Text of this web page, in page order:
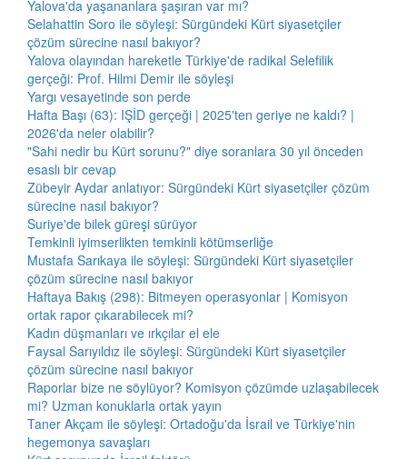
Yalova'da yaşananlara şaşıran var mı?
Selahattin Soro ile söyleşi: Sürgündeki Kürt siyasetçiler
çözüm sürecine nasıl bakıyor?
Yalova olayından hareketle Türkiye'de radikal Selefilik
gerçeği: Prof. Hilmi Demir ile söyleşi
Yargı vesayetinde son perde
Hafta Başı (63): IŞİD gerçeği | 2025'ten geriye ne kaldı? |
2026'da neler olabilir?
"Sahi nedir bu Kürt sorunu?" diye soranlara 30 yıl önceden
esaslı bir cevap
Zübeyir Aydar anlatıyor: Sürgündeki Kürt siyasetçiler çözüm
sürecine nasıl bakıyor?
Suriye'de bilek güreşi sürüyor
Temkinli iyimserlikten temkinli kötümserliğe
Mustafa Sarıkaya ile söyleşi: Sürgündeki Kürt siyasetçiler
çözüm sürecine nasıl bakıyor
Haftaya Bakış (298): Bitmeyen operasyonlar | Komisyon
ortak rapor çıkarabilecek mi?
Kadın düşmanları ve ırkçılar el ele
Faysal Sarıyıldız ile söyleşi: Sürgündeki Kürt siyasetçiler
çözüm sürecine nasıl bakıyor
Raporlar bize ne söylüyor? Komisyon çözümde uzlaşabilecek
mi? Uzman konuklarla ortak yayın
Taner Akçam ile söyleşi: Ortadoğu'da İsrail ve Türkiye'nin
hegemonya savaşları